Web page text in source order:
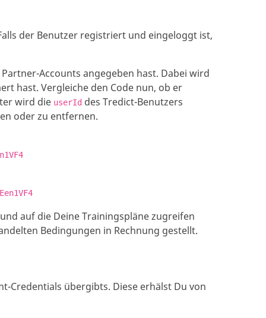
der Benutzer registriert und eingeloggt ist,
Accounts angegeben hast. Dabei wird
hast. Vergleiche den Code nun, ob er
wird die userId des Tredict-Benutzers
oder zu entfernen.
auf die Deine Trainingspläne zugreifen
Bedingungen in Rechnung gestellt.
Credentials übergibts. Diese erhälst Du von